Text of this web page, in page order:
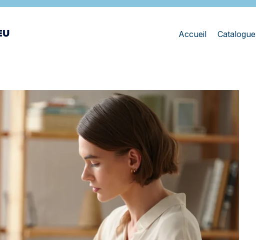
Accueil Catalogue